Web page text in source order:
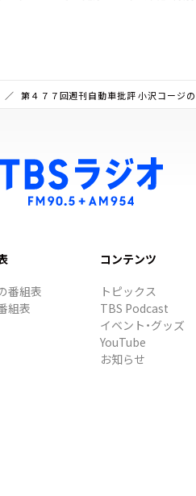
第４７７回週刊自動車批評 小沢コージ
番組表
組表
コンテンツ
トピックス
TBS Podcast
イベント・グッズ
YouTube
お知らせ